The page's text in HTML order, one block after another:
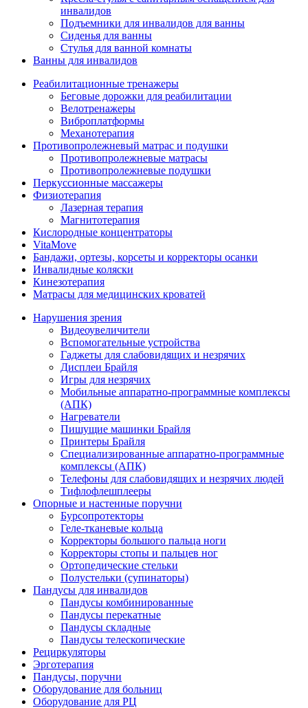
инвалидов
Подъемники для инвалидов для ванны
Сиденья для ванны
Стулья для ванной комнаты
Ванны для инвалидов
Реабилитационные тренажеры
Беговые дорожки для реабилитации
Велотренажеры
Виброплатформы
Механотерапия
Противопролежневый матрас и подушки
Противопролежневые матрасы
Противопролежневые подушки
Перкуссионные массажеры
Физиотерапия
Лазерная терапия
Магнитотерапия
Кислородные концентраторы
VitaMove
Бандажи, ортезы, корсеты и корректоры осанки
Инвалидные коляски
Кинезотерапия
Матрасы для медицинских кроватей
Нарушения зрения
Видеоувеличители
Вспомогательные устройства
Гаджеты для слабовидящих и незрячих
Дисплеи Брайля
Игры для незрячих
Мобильные аппаратно-программные комплексы
(АПК)
Нагреватели
Пишущие машинки Брайля
Принтеры Брайля
Специализированные аппаратно-программные
комплексы (АПК)
Телефоны для слабовидящих и незрячих людей
Тифлофлешплееры
Опорные и настенные поручни
Бурсопротекторы
Геле-тканевые кольца
Корректоры большого пальца ноги
Корректоры стопы и пальцев ног
Ортопедические стельки
Полустельки (супинаторы)
Пандусы для инвалидов
Пандусы комбинированные
Пандусы перекатные
Пандусы складные
Пандусы телескопические
Рециркуляторы
Эрготерапия
Пандусы, поручни
Оборудование для больниц
Оборудование для РЦ